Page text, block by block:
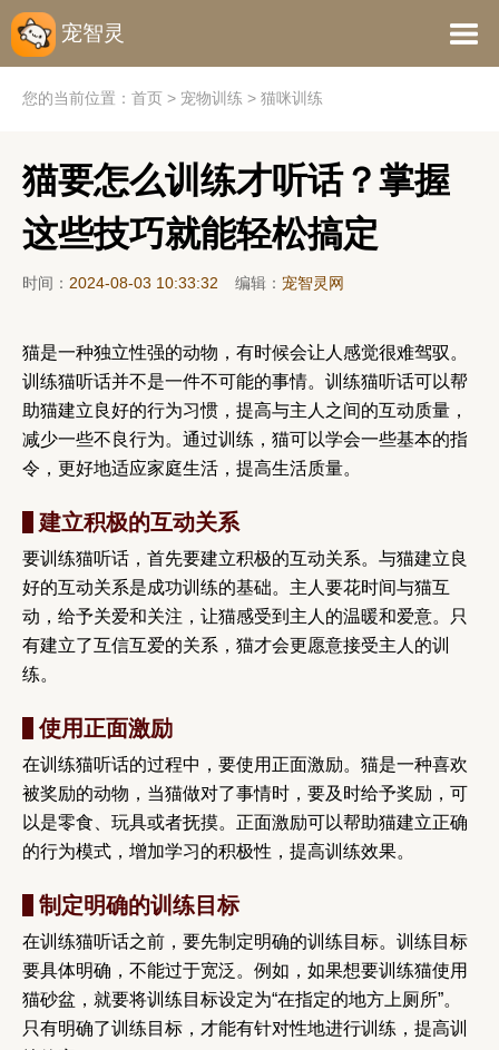
宠智灵
您的当前位置： 首页 > 宠物训练 > 猫咪训练
猫要怎么训练才听话？掌握
这些技巧就能轻松搞定
时间： 2024-08-03 10:33:32 编辑： 宠智灵网
猫是一种独立性强的动物，有时候会让人感觉很难驾驭。
训练猫听话并不是一件不可能的事情。训练猫听话可以帮
助猫建立良好的行为习惯，提高与主人之间的互动质量，
减少一些不良行为。通过训练，猫可以学会一些基本的指
令，更好地适应家庭生活，提高生活质量。
建立积极的互动关系
要训练猫听话，首先要建立积极的互动关系。与猫建立良
好的互动关系是成功训练的基础。主人要花时间与猫互
动，给予关爱和关注，让猫感受到主人的温暖和爱意。只
有建立了互信互爱的关系，猫才会更愿意接受主人的训
练。
使用正面激励
在训练猫听话的过程中，要使用正面激励。猫是一种喜欢
被奖励的动物，当猫做对了事情时，要及时给予奖励，可
以是零食、玩具或者抚摸。正面激励可以帮助猫建立正确
的行为模式，增加学习的积极性，提高训练效果。
制定明确的训练目标
在训练猫听话之前，要先制定明确的训练目标。训练目标
要具体明确，不能过于宽泛。例如，如果想要训练猫使用
猫砂盆，就要将训练目标设定为“在指定的地方上厕所”。
只有明确了训练目标，才能有针对性地进行训练，提高训